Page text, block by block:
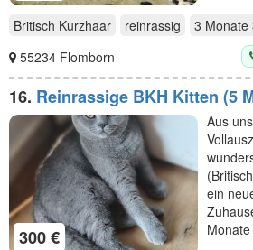
Britisch Kurzhaar reinrassig 3 Monate
55234 Flomborn
16. Reinrassige BKH Kitten (5
(Tabby) & Mädchen (Blau) 🐾
300 €
Aus
ein